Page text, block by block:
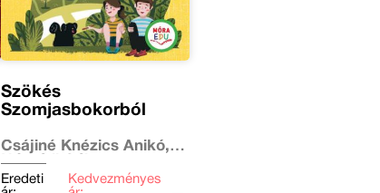
Szökés
Szomjasbokorból
Csájiné Knézics Anikó,
Nógrádi Gábor
Eredeti
Kedvezményes